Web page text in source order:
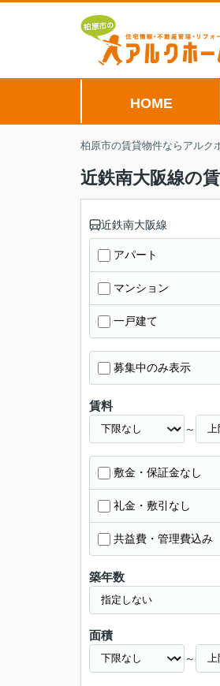
HOME
柏原市の賃貸物件ならアルク
近鉄南大阪線の
近鉄南大阪線
アパート
マンション
一戸建て
募集中のみ表示
賃料
～
敷金・保証金なし
礼金・敷引なし
共益費・管理費込み
築年数
面積
～